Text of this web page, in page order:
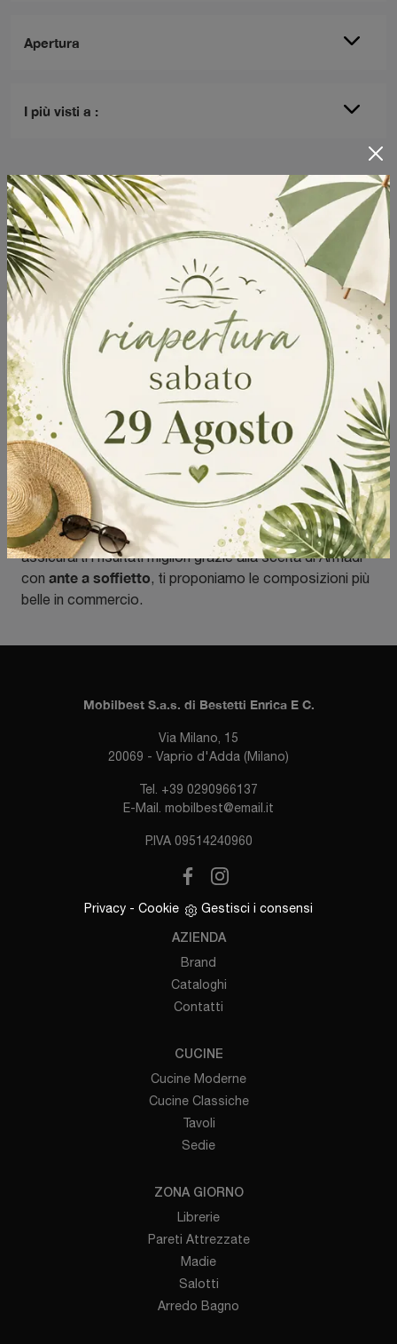
Apertura
I più visti a :
Armadi ante a soffietto
Tra le varie proposte, disponibili nel nostro punto
vendita, ti prospettiamo
Armadiestremamente
compatte del tutto realizzabili su misura per te, a
seconda delle tue necessità. Alcune volte, al giorno
d'oggi, le strutture di vario tipo creano difficoltà di stile
e spazio non indifferenti, soprattutto quando si trovano
in centro. Proponiamo per te una grande varietà di
materiali di prima scelta e di texture di design, in grado di
seguire le necessità personali. Completare l'arredo di
ogni interno, da quello più tradizionale, contraddistinto
dalle forme morbide dei mobili, a quello moderno e
minimal chic, non sarà complicato. Con lo scopo di
assicurarti i risultati migliori grazie alla scelta di Armadi
con ante a soffietto, ti proponiamo le composizioni più
belle in commercio.
Mobilbest S.a.s. di Bestetti Enrica E C.
Via Milano, 15
20069 - Vaprio d'Adda (Milano)
Tel. +39 0290966137
E-Mail. mobilbest@email.it
P.IVA 09514240960
Privacy - Cookie Gestisci i consensi
AZIENDA
Brand
Cataloghi
Contatti
CUCINE
Cucine Moderne
Cucine Classiche
Tavoli
Sedie
ZONA GIORNO
Librerie
Pareti Attrezzate
Madie
Salotti
Arredo Bagno